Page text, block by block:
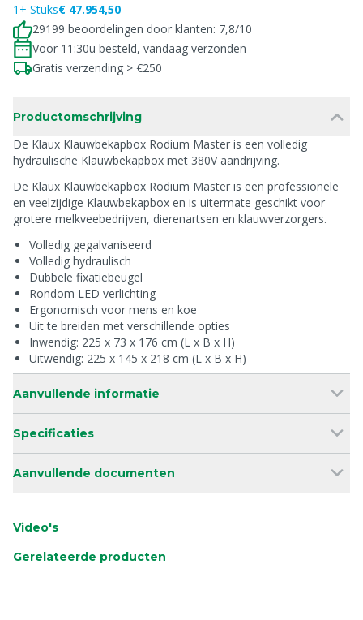
1+ Stuks€ 47.954,50
29199 beoordelingen door klanten: 7,8/10
Voor 11:30u besteld, vandaag verzonden
Gratis verzending > €250
Productomschrijving
De Klaux Klauwbekapbox Rodium Master is een volledig
hydraulische Klauwbekapbox met 380V aandrijving.
De Klaux Klauwbekapbox Rodium Master is een professionele
en veelzijdige Klauwbekapbox en is uitermate geschikt voor
grotere melkveebedrijven, dierenartsen en klauwverzorgers.
Volledig gegalvaniseerd
Volledig hydraulisch
Dubbele fixatiebeugel
Rondom LED verlichting
Ergonomisch voor mens en koe
Uit te breiden met verschillende opties
Inwendig: 225 x 73 x 176 cm (L x B x H)
Uitwendig: 225 x 145 x 218 cm (L x B x H)
Aanvullende informatie
Specificaties
Aanvullende documenten
Video's
Gerelateerde producten